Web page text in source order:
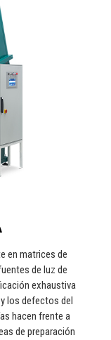
en matrices de
de luz de
exhaustiva
los defectos del
hacen frente a
de preparación